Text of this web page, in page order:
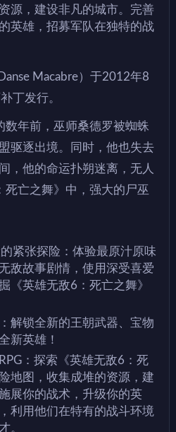
源，建设非凡的城市。完善
英雄，招募军队在独特的战
Macabre）于2012年8
丁发行。
数年前，巫师桑德罗被蜘蛛
驱逐出境。同时，他也失去
，他的命运扑朔迷离，无人
亡之舞》中，强大的尸巫
紧张探险：体验最原汁原味
敌故事剧情，使用深受喜爱
《英雄无敌6：死亡之舞》
解锁全新的王朝武器、宝物
新英雄！
：探索《英雄无敌6：死
地图，收集成堆的资源，建
展你的战术，升级你的英
利用他们在特有的战斗环境
。